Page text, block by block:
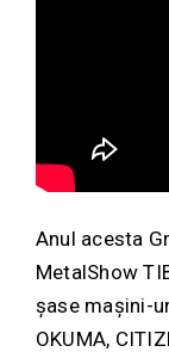
Anul acesta
MetalShow
șase mașini-
OKUMA,